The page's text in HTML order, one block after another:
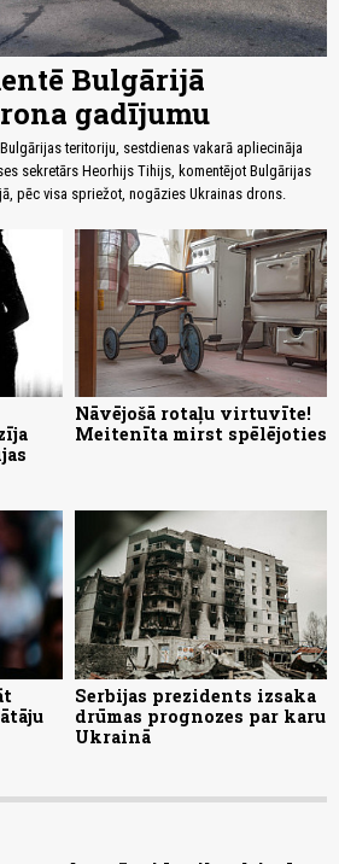
Bulgārijā
gadījumu
teritoriju, sestdienas vakarā apliecināja
sekretārs Heorhijs Tihijs, komentējot Bulgārijas
pēc visa spriežot, nogāzies Ukrainas drons.
Nāvējošā rotaļu virtuvīte!
Meitenīta mirst spēlējoties
Serbijas prezidents izsaka
drūmas prognozes par karu
Ukrainā